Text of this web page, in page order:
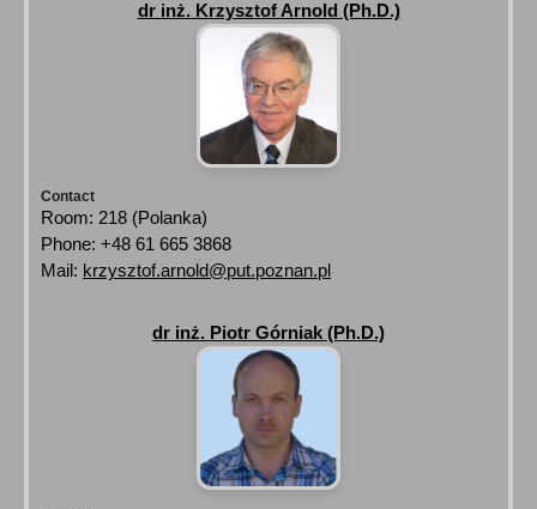
dr inż. Krzysztof Arnold (Ph.D.)
Contact
Room: 218 (Polanka)
Phone: +48 61 665 3868
Mail: krzysztof.arnold@put.poznan.pl
dr inż. Piotr Górniak (Ph.D.)